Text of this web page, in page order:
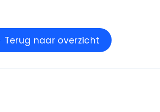
Terug naar overzicht